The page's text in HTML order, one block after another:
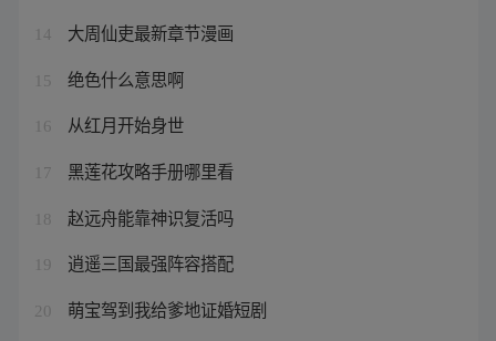
14 大周仙吏最新章节漫画
15 绝色什么意思啊
16 从红月开始身世
17 黑莲花攻略手册哪里看
18 赵远舟能靠神识复活吗
19 逍遥三国最强阵容搭配
20 萌宝驾到我给爹地证婚短剧